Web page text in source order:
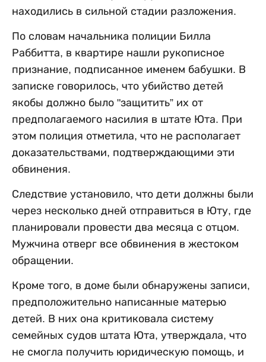
находились в сильной стадии разложения.
По словам начальника полиции Билла
Раббитта, в квартире нашли рукописное
признание, подписанное именем бабушки. В
записке говорилось, что убийство детей
якобы должно было "защитить” их от
предполагаемого насилия в штате Юта. При
этом полиция отметила, что не располагает
доказательствами, подтверждающими эти
обвинения.
Следствие установило, что дети должны были
через несколько дней отправиться в Юту, где
планировали провести два месяца с отцом.
Мужчина отверг все обвинения в жестоком
обращении.
Кроме того, в доме были обнаружены записи,
предположительно написанные матерью
детей. В них она критиковала систему
семейных судов штата Юта, утверждала, что
не смогла получить юридическую помощь, и